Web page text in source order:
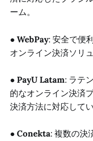
ーム。
● WebPay: 安全で便
オンライン決済ソリ
● PayU Latam: ラテ
的なオンライン決済
決済方法に対応してい
● Conekta: 複数の決